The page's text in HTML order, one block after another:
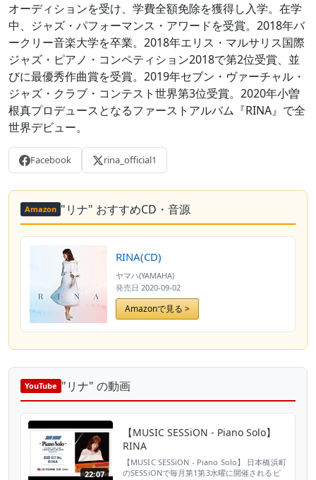
オーディションを受け、学費全額免除を獲得し入学。在学
中、ジャズ・パフォーマンス・アワードを受賞。2018年バ
ークリー音楽大学を卒業。2018年エリス・マルサリス国際
ジャズ・ピアノ・コンペティション2018で第2位受賞、並
びに最優秀作曲賞を受賞。2019年セブン・ヴァーチャル・
ジャズ・クラブ・コンテスト世界第3位受賞。2020年小曽
根真プロデュースとなるファーストアルバム『RINA』で全
世界デビュー。
Facebook rina_official1
Amazon "リナ" おすすめCD・音源
RINA(CD)
ヤマハ(YAMAHA)
発売日 2020-09-02
Amazonで見る >
YouTube "リナ" の動画
22:07
【MUSIC SESSiON - Piano Solo】
RINA
【MUSIC SESSiON - Piano Solo】 日本橋浜町
のSESSiONで毎月第1第3水曜に開催されるピ